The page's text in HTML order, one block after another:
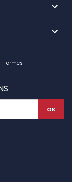


- Termes